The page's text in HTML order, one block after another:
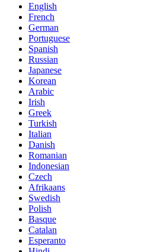
English
French
German
Portuguese
Spanish
Russian
Japanese
Korean
Arabic
Irish
Greek
Turkish
Italian
Danish
Romanian
Indonesian
Czech
Afrikaans
Swedish
Polish
Basque
Catalan
Esperanto